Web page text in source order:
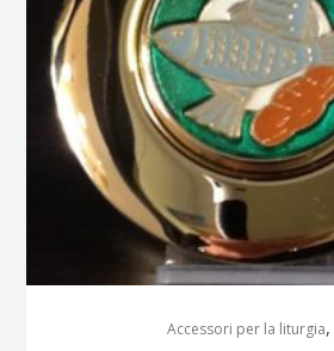
Accessori per la liturgia,